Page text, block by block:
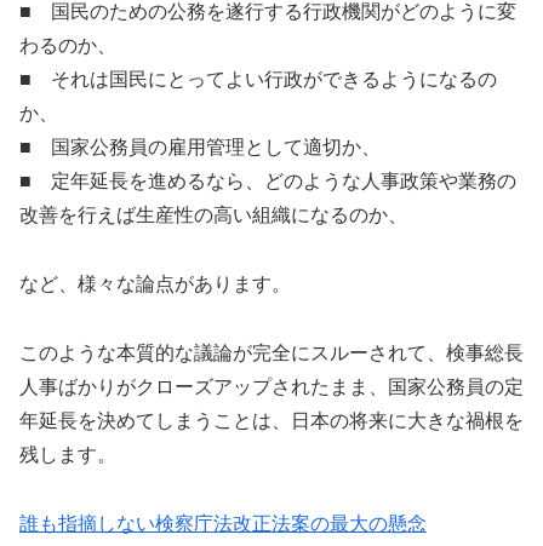
■ 国民のための公務を遂行する行政機関がどのように変
わるのか、
■ それは国民にとってよい行政ができるようになるの
か、
■ 国家公務員の雇用管理として適切か、
■ 定年延長を進めるなら、どのような人事政策や業務の
改善を行えば生産性の高い組織になるのか、
など、様々な論点があります。
このような本質的な議論が完全にスルーされて、検事総長
人事ばかりがクローズアップされたまま、国家公務員の定
年延長を決めてしまうことは、日本の将来に大きな禍根を
残します。
誰も指摘しない検察庁法改正法案の最大の懸念